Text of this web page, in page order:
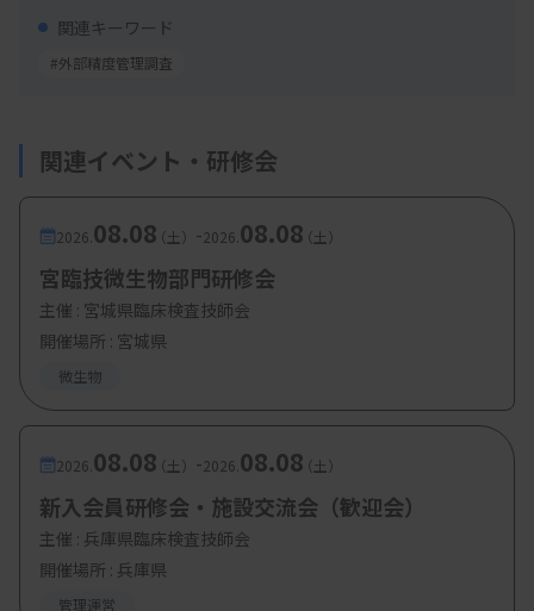
＜第二部＞
・微生物
・細胞
・輸血
【参加費・定員など】
・参加費：長臨技会員、2025年度長野県臨床検査
精度管理調査参加施設の方 無料
上記以外の方 3000円
関連キーワード
#外部精度管理調査
関連イベント・研修会
2026. 08.08（土） -2026. 08.08（土）
宮臨技微生物部門研修会
主催 : 宮城県臨床検査技師会
開催場所 : 宮城県
微生物
2026. 08.08（土） -2026. 08.08（土）
新入会員研修会・施設交流会（歓迎会）
主催 : 兵庫県臨床検査技師会
開催場所 : 兵庫県
管理運営